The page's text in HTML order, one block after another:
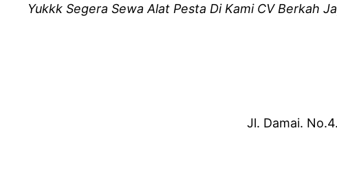
Yukkk Segera Sewa Alat Pesta Di Kami CV Berkah
Jl. Damai.